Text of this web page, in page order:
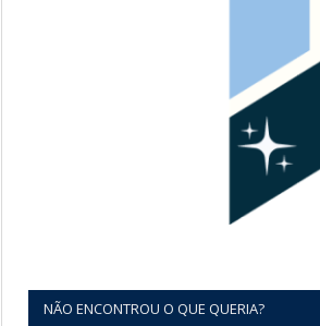
NÃO ENCONTROU O QUE QUERIA?